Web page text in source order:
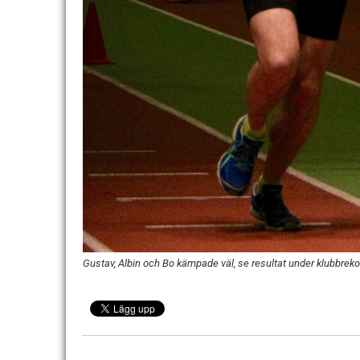
Gustav, Albin och Bo kämpade väl, se resultat under